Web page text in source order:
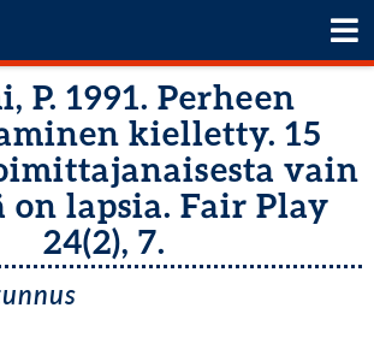
P. 1991. Perheen
kielletty. 15
vain
lapsia. Fair Play
24(2), 7.